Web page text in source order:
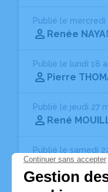
Publié le mercredi
Renée NAYA
Publié le lundi 18
Pierre
Publié le jeudi 27
René
Publié le samedi
René
Vous ne